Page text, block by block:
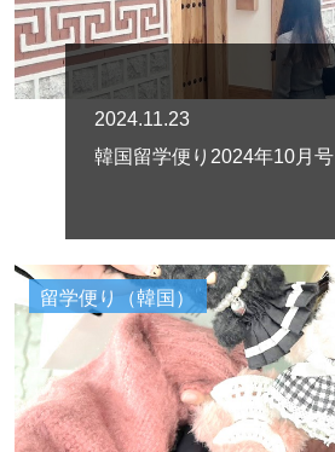
2024.11.23
韓国留学便り2024年10月号
留学便り（韓国）